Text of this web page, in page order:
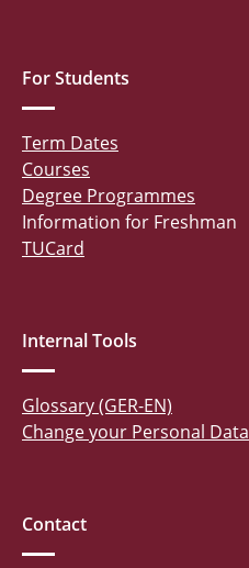
For Students
Term Dates
Courses
Degree Programmes
Information for Freshman
TUCard
Internal Tools
Glossary (GER-EN)
Change your Personal Data
Contact